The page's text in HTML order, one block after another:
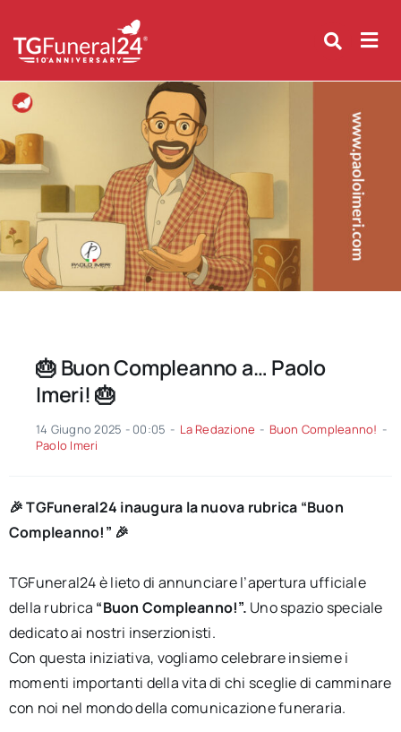
content
🎂 Buon Compleanno a… Paolo
Imeri! 🎂
14 Giugno 2025 - 00:05 - La Redazione - Buon Compleanno! -
Paolo Imeri
🎉 TGFuneral24 inaugura la nuova rubrica “Buon
Compleanno!” 🎉
TGFuneral24 è lieto di annunciare l’apertura ufficiale
della rubrica “Buon Compleanno!”. Uno spazio speciale
dedicato ai nostri inserzionisti.
Con questa iniziativa, vogliamo celebrare insieme i
momenti importanti della vita di chi sceglie di camminare
con noi nel mondo della comunicazione funeraria.